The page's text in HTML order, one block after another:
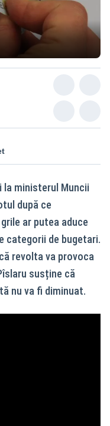
la ministerul Muncii
după ce
ar putea aduce
categorii de bugetari.
revolta va provoca
susține că
nu va fi diminuat.